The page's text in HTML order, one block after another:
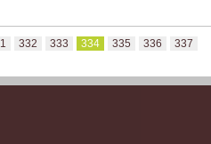
332 333 334 335 336
337